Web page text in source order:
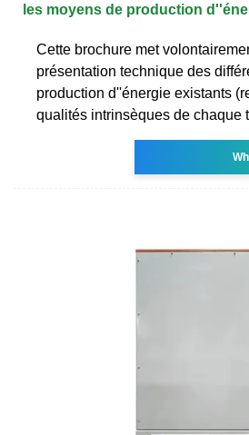
les moyens de production
Cette brochure met
présentation technique des
production d''énergie existants
qualités intrinsèques de chaque